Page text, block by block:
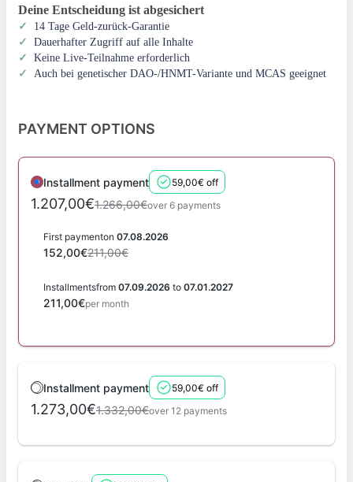
Deine Entscheidung ist abgesichert
✓
14 Tage Geld-zurück-Garantie
✓
Dauerhafter Zugriff auf alle Inhalte
✓
Keine Live-Teilnahme erforderlich
✓
Auch bei genetischer DAO-/HNMT-Variante und MCAS geeignet
PAYMENT OPTIONS
Installment payment 59,00€ off
1.207,00€1.266,00€over 6 payments
First paymenton 07.08.2026
152,00€211,00€
Installmentsfrom 07.09.2026 to 07.01.2027
211,00€per month
Installment payment 59,00€ off
1.273,00€1.332,00€over 12 payments